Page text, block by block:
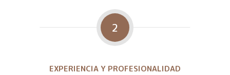
2
EXPERIENCIA Y PROFESIONALIDAD